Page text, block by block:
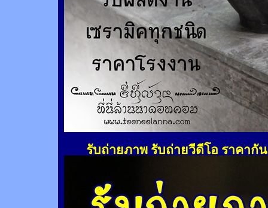
รับถ่ายภาพ รับถ่ายวีดีโอ ราคากั